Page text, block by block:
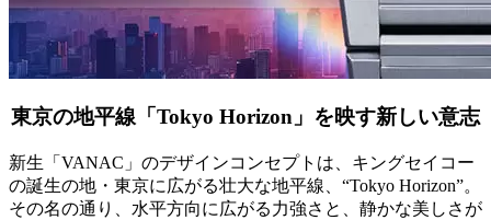
東京の地平線「Tokyo Horizon」を映す新しい意志
新生「VANAC」のデザインコンセプトは、キングセイコー
の誕生の地・東京に広がる壮大な地平線、“Tokyo Horizon”。
その名の通り、水平方向に広がる力強さと、静かな美しさが